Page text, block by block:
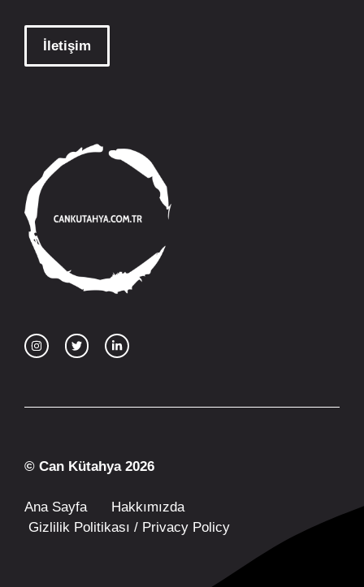
İletişim
© Can Kütahya 2026
Ana Sayfa
Hakkımızda
Gizlilik Politikası / Privacy Policy